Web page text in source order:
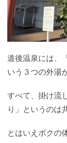
道後温泉には、
いう３つの外湯
すべて、掛け流
り」というのは
とはいえボクの